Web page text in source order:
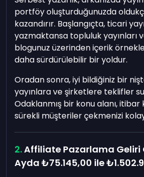
portföy oluşturduğunuzda
kazandırır. Başlangıçta, ticari
yazmaktansa topluluk yayınları
blogunuz üzerinden içerik
daha sürdürülebilir bir yoldur.
Oradan sonra, iyi bildiğiniz bir
yayınlara ve şirketlere teklifler
Odaklanmış bir konu alanı, itibar
sürekli müşteriler çekmenizi
Affiliate Pazarlama Geliri
Ayda₺75.145,00 ile